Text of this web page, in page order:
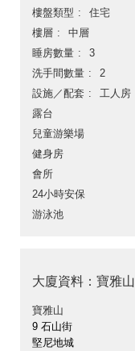
樓盤類型
住宅
樓層
中層
睡房數量
3
洗手間數量
2
設施／配套
工人房
露台
兒童游樂場
健身房
會所
24小時安保
游泳池
大廈資料：寶雅山
寶雅山
9 石山街
堅尼地城